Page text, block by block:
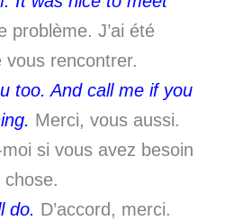
problème. J’ai été
vous rencontrer.
too. And call me if you
Merci, vous aussi.
si vous avez besoin
chose.
do. D’accord, merci.